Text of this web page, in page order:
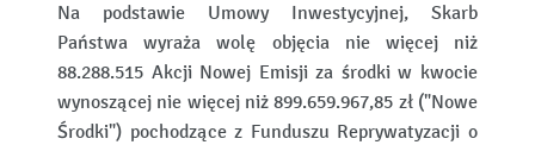
Na podstawie Umowy Inwestycyjnej, Skarb
Państwa wyraża wolę objęcia nie więcej niż
88.288.515 Akcji Nowej Emisji za środki w kwocie
wynoszącej nie więcej niż 899.659.967,85 zł ("Nowe
Środki") pochodzące z Funduszu Reprywatyzacji o